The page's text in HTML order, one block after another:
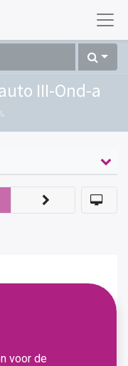
III-Ond-a
voor de